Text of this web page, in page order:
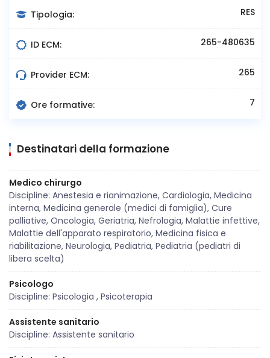
Tipologia: RES
ID ECM: 265-480635
Provider ECM: 265
Ore formative: 7
Destinatari della formazione
Medico chirurgo
Discipline: Anestesia e rianimazione, Cardiologia, Medicina
interna, Medicina generale (medici di famiglia), Cure
palliative, Oncologia, Geriatria, Nefrologia, Malattie infettive,
Malattie dell'apparato respiratorio, Medicina fisica e
riabilitazione, Neurologia, Pediatria, Pediatria (pediatri di
libera scelta)
Psicologo
Discipline: Psicologia , Psicoterapia
Assistente sanitario
Discipline: Assistente sanitario